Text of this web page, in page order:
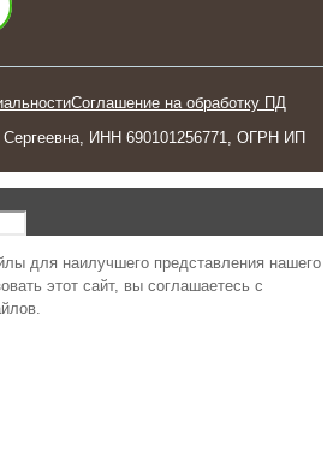
Соглашение на обработку ПД
ИНН 690101256771, ОГРН ИП
для наилучшего представления нашего
этот сайт, вы соглашаетесь с